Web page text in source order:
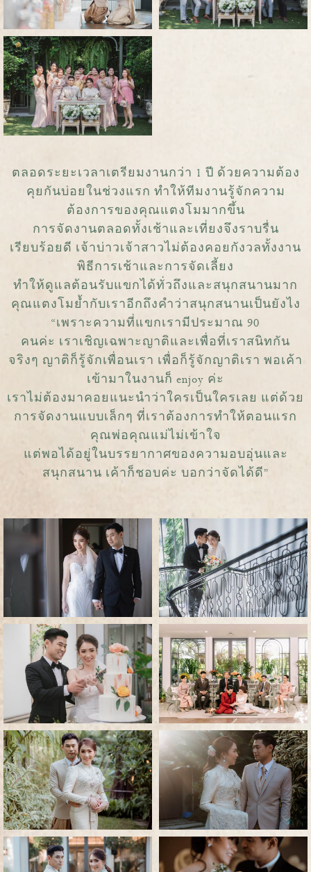
ตลอดระยะเวลาเตรียมงานกว่า 1 ปี ด้วยความต้อง
คุยกันบ่อยในช่วงแรก ทำให้ทีมงานรู้จักความ
ต้องการของคุณแตงโมมากขึ้น
การจัดงานตลอดทั้งเช้าและเที่ยงจึงราบรื่น
เรียบร้อยดี เจ้าบ่าวเจ้าสาวไม่ต้องคอยกังวลทั้งงาน
พิธีการเช้าและการจัดเลี้ยง
ทำให้ดูแลต้อนรับแขกได้ทั่วถึงและสนุกสนานมาก
คุณแตงโมย้ำกับเราอีกถึงคำว่าสนุกสนานเป็นยังไง
“เพราะความที่แขกเรามีประมาณ 90
คนค่ะ เราเชิญเฉพาะญาติและเพื่อที่เราสนิทกัน
จริงๆ ญาติก็รู้จักเพื่อนเรา เพื่อก็รู้จักญาติเรา พอเค้า
เข้ามาในงานก็ enjoy ค่ะ
เราไม่ต้องมาคอยแนะนำว่าใครเป็นใครเลย แต่ด้วย
การจัดงานแบบเล็กๆ ที่เราต้องการทำให้ตอนแรก
คุณพ่อคุณแม่ไม่เข้าใจ
แต่พอได้อยู่ในบรรยากาศของความอบอุ่นและ
สนุกสนาน เค้าก็ชอบค่ะ บอกว่าจัดได้ดี”